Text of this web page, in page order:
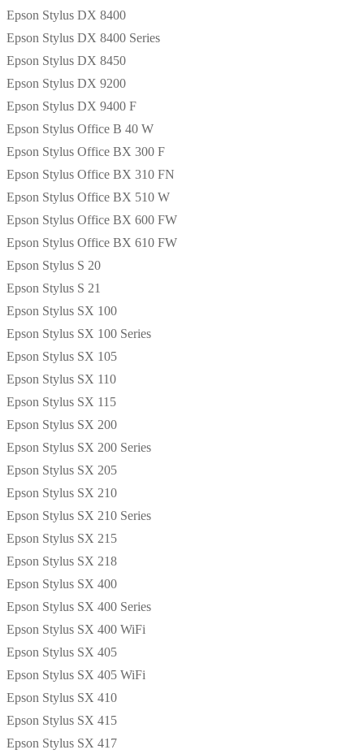
Epson Stylus DX 8400
Epson Stylus DX 8400 Series
Epson Stylus DX 8450
Epson Stylus DX 9200
Epson Stylus DX 9400 F
Epson Stylus Office B 40 W
Epson Stylus Office BX 300 F
Epson Stylus Office BX 310 FN
Epson Stylus Office BX 510 W
Epson Stylus Office BX 600 FW
Epson Stylus Office BX 610 FW
Epson Stylus S 20
Epson Stylus S 21
Epson Stylus SX 100
Epson Stylus SX 100 Series
Epson Stylus SX 105
Epson Stylus SX 110
Epson Stylus SX 115
Epson Stylus SX 200
Epson Stylus SX 200 Series
Epson Stylus SX 205
Epson Stylus SX 210
Epson Stylus SX 210 Series
Epson Stylus SX 215
Epson Stylus SX 218
Epson Stylus SX 400
Epson Stylus SX 400 Series
Epson Stylus SX 400 WiFi
Epson Stylus SX 405
Epson Stylus SX 405 WiFi
Epson Stylus SX 410
Epson Stylus SX 415
Epson Stylus SX 417